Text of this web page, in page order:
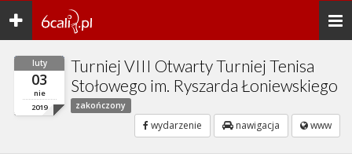
Toggle
navigation
luty
03
nie
2019
Turniej VIII Otwarty Turniej Tenisa
Stołowego im. Ryszarda Łoniewskiego
zakończony
wydarzenie nawigacja www